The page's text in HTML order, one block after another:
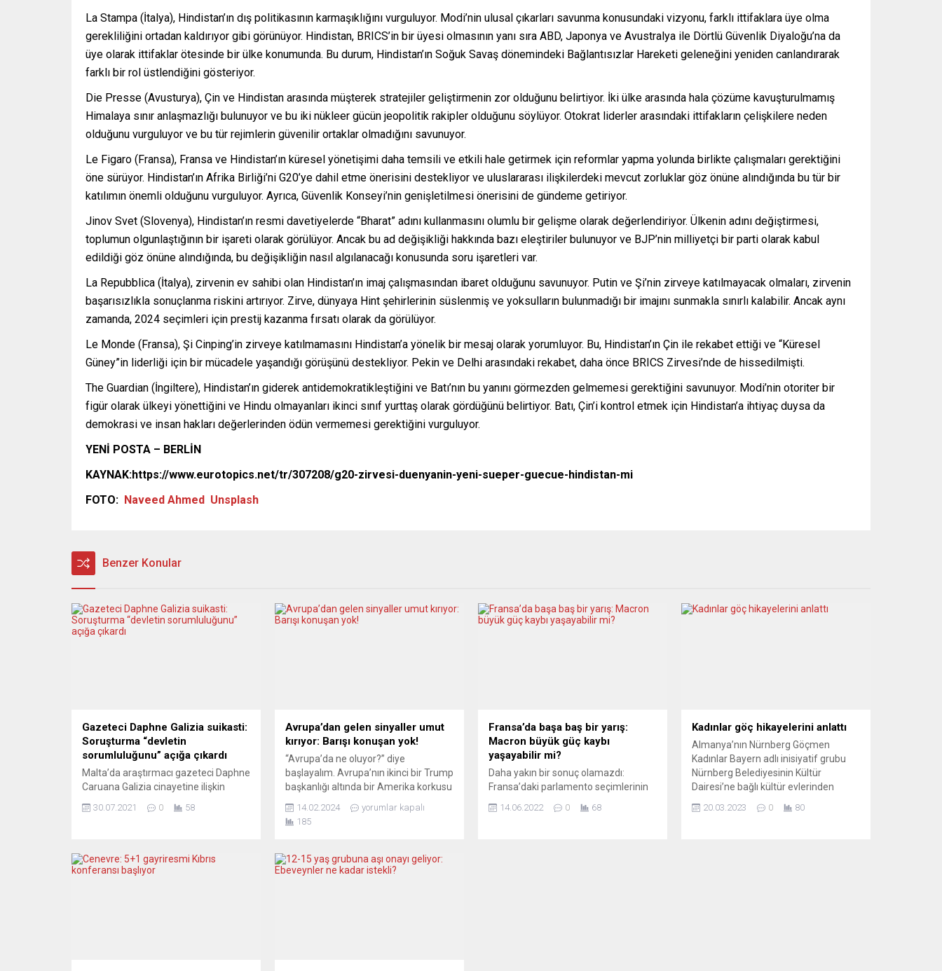
La Stampa (İtalya), Hindistan’ın dış politikasının karmaşıklığını vurguluyor. Modi’nin ulusal çıkarları savunma konusundaki vizyonu, farklı ittifaklara üye olma
gerekliliğini ortadan kaldırıyor gibi görünüyor. Hindistan, BRICS’in bir üyesi olmasının yanı sıra ABD, Japonya ve Avustralya ile Dörtlü Güvenlik Diyaloğu’na da
üye olarak ittifaklar ötesinde bir ülke konumunda. Bu durum, Hindistan’ın Soğuk Savaş dönemindeki Bağlantısızlar Hareketi geleneğini yeniden canlandırarak
farklı bir rol üstlendiğini gösteriyor.
Die Presse (Avusturya), Çin ve Hindistan arasında müşterek stratejiler geliştirmenin zor olduğunu belirtiyor. İki ülke arasında hala çözüme kavuşturulmamış
Himalaya sınır anlaşmazlığı bulunuyor ve bu iki nükleer gücün jeopolitik rakipler olduğunu söylüyor. Otokrat liderler arasındaki ittifakların çelişkilere neden
olduğunu vurguluyor ve bu tür rejimlerin güvenilir ortaklar olmadığını savunuyor.
Le Figaro (Fransa), Fransa ve Hindistan’ın küresel yönetişimi daha temsili ve etkili hale getirmek için reformlar yapma yolunda birlikte çalışmaları gerektiğini
öne sürüyor. Hindistan’ın Afrika Birliği’ni G20’ye dahil etme önerisini destekliyor ve uluslararası ilişkilerdeki mevcut zorluklar göz önüne alındığında bu tür bir
katılımın önemli olduğunu vurguluyor. Ayrıca, Güvenlik Konseyi’nin genişletilmesi önerisini de gündeme getiriyor.
Jinov Svet (Slovenya), Hindistan’ın resmi davetiyelerde “Bharat” adını kullanmasını olumlu bir gelişme olarak değerlendiriyor. Ülkenin adını değiştirmesi,
toplumun olgunlaştığının bir işareti olarak görülüyor. Ancak bu ad değişikliği hakkında bazı eleştiriler bulunuyor ve BJP’nin milliyetçi bir parti olarak kabul
edildiği göz önüne alındığında, bu değişikliğin nasıl algılanacağı konusunda soru işaretleri var.
La Repubblica (İtalya), zirvenin ev sahibi olan Hindistan’ın imaj çalışmasından ibaret olduğunu savunuyor. Putin ve Şi’nin zirveye katılmayacak olmaları, zirvenin
başarısızlıkla sonuçlanma riskini artırıyor. Zirve, dünyaya Hint şehirlerinin süslenmiş ve yoksulların bulunmadığı bir imajını sunmakla sınırlı kalabilir. Ancak aynı
zamanda, 2024 seçimleri için prestij kazanma fırsatı olarak da görülüyor.
Le Monde (Fransa), Şi Cinping’in zirveye katılmamasını Hindistan’a yönelik bir mesaj olarak yorumluyor. Bu, Hindistan’ın Çin ile rekabet ettiği ve “Küresel
Güney”in liderliği için bir mücadele yaşandığı görüşünü destekliyor. Pekin ve Delhi arasındaki rekabet, daha önce BRICS Zirvesi’nde de hissedilmişti.
The Guardian (İngiltere), Hindistan’ın giderek antidemokratikleştiğini ve Batı’nın bu yanını görmezden gelmemesi gerektiğini savunuyor. Modi’nin otoriter bir
figür olarak ülkeyi yönettiğini ve Hindu olmayanları ikinci sınıf yurttaş olarak gördüğünü belirtiyor. Batı, Çin’i kontrol etmek için Hindistan’a ihtiyaç duysa da
demokrasi ve insan hakları değerlerinden ödün vermemesi gerektiğini vurguluyor.
YENİ POSTA – BERLİN
KAYNAK:https://www.eurotopics.net/tr/307208/g20-zirvesi-duenyanin-yeni-sueper-guecue-hindistan-mi
FOTO: Naveed Ahmed Unsplash
Benzer Konular
Gazeteci Daphne Galizia suikasti:
Soruşturma “devletin
sorumluluğunu” açığa çıkardı
Malta’da araştırmacı gazeteci Daphne
Caruana Galizia cinayetine ilişkin
gazetecinin ölümünde sorumluluğu
Ekim 2017’de arabasına konulan
uzaktan kumandalı bomba ile
30.07.2021 0 58
Avrupa’dan gelen sinyaller umut
kırıyor: Barışı konuşan yok!
“Avrupa’da ne oluyor?” diye
başlayalım. Avrupa’nın ikinci bir Trump
başkanlığı altında bir Amerika korkusu
Trump’ın Cumhuriyetçi adaylığı henüz
kesinleşmedi ve başkanlık seçimlerine
South Carolina kırsalındaki bir seçim
mitinginde NATO ittifakıyla ilgili
14.02.2024
yorumlar kapalı
185
Fransa’da başa baş bir yarış:
Macron büyük güç kaybı
yaşayabilir mi?
Daha yakın bir sonuç olamazdı:
Fransa’daki parlamento seçimlerinin
partisi (yüzde 25,75), Mélenchon
14.06.2022 0 68
Kadınlar göç hikayelerini anlattı
Almanya’nın Nürnberg Göçmen
Kadınlar Bayern adlı inisiyatif grubu
Nürnberg Belediyesinin Kültür
Dairesi’ne bağlı kültür evlerinden
gerçekleştirdi. Göçmen Kadınlar
20.03.2023 0 80